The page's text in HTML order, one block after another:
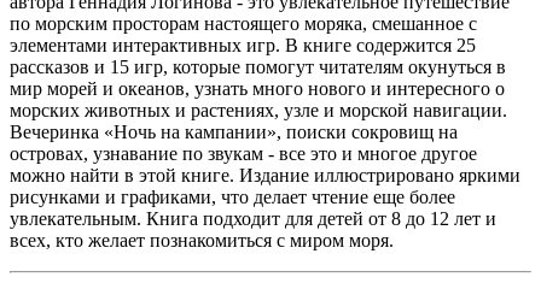
по морским просторам настоящего моряка, смешанное с
элементами интерактивных игр. В книге содержится 25
рассказов и 15 игр, которые помогут читателям окунуться в
мир морей и океанов, узнать много нового и интересного о
морских животных и растениях, узле и морской навигации.
Вечеринка «Ночь на кампании», поиски сокровищ на
островах, узнавание по звукам - все это и многое другое
можно найти в этой книге. Издание иллюстрировано яркими
рисунками и графиками, что делает чтение еще более
увлекательным. Книга подходит для детей от 8 до 12 лет и
всех, кто желает познакомиться с миром моря.